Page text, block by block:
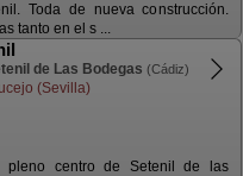
Toda de nueva construcción.
tanto en el s ...
de Las Bodegas (Cádiz)
(Sevilla)
pleno centro de Setenil de las